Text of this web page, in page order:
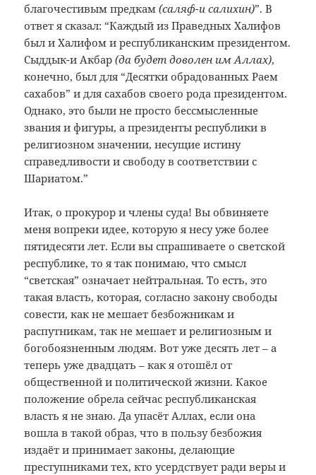
благочестивым предкам(саляф-и салихин)”. В
ответ я сказал: “Каждый из Праведных Халифов
был и Халифом и республиканским президентом.
Сыддык-и Акбар(да будет доволен им Аллах),
конечно, был для “Десятки обрадованных Раем
сахабов” и для сахабов своего рода президентом.
Однако, это были не просто бессмысленные
звания и фигуры, а президенты республики в
религиозном значении, несущие истину
справедливости и свободу в соответствии с
Шариатом.”
Итак, о прокурор и члены суда! Вы обвиняете
меня вопреки идее, которую я несу уже более
пятидесяти лет. Если вы спрашиваете о светской
республике, то я так понимаю, что смысл
“светская” означает нейтральная. То есть, это
такая власть, которая, согласно закону свободы
совести, как не мешает безбожникам и
распутникам, так не мешает и религиозным и
богобоязненным людям. Вот уже десять лет – а
теперь уже двадцать – как я отошёл от
общественной и политической жизни. Какое
положение обрела сейчас республиканская
власть я не знаю. Да упасёт Аллах, если она
вошла в такой образ, что в пользу безбожия
издаёт и принимает законы, делающие
преступниками тех, кто усердствует ради веры и